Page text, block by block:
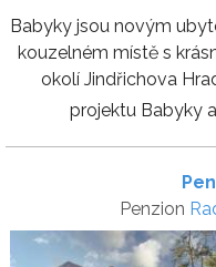
Babyky jsou novým
kouzelném místě s
okolí Jindřichova
projektu Babyky
Penzion